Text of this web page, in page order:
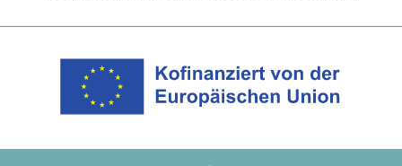
This company is funded under the "EFRE 2021 to 2027